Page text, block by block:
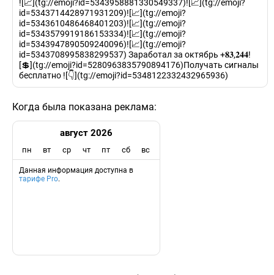
![📈](tg://emoji?id=5343958881330549337)![📈](tg://emoji?
id=5343714428971931209)![📈](tg://emoji?
id=5343610486468401203)![📈](tg://emoji?
id=5343579919186153334)![📈](tg://emoji?
id=5343947890509240096)![📈](tg://emoji?
id=5343708995838299537) Заработал за октябрь +𝟖𝟑,𝟐𝟒𝟒!
[💲](tg://emoji?id=5280963835790894176)Получать сигналы
бесплатно ![👇](tg://emoji?id=5348122332432965936)
Когда была показана реклама:
август 2026
пн вт ср чт пт сб вс
Данная информация доступна в
тарифе Pro.